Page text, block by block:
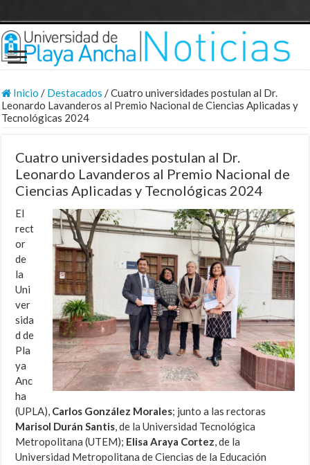
Inicio / Destacados /Cuatro universidades postulan al Dr.
Leonardo Lavanderos al Premio Nacional de Ciencias Aplicadas y
Tecnológicas 2024
Cuatro universidades postulan al Dr.
Leonardo Lavanderos al Premio Nacional de
Ciencias Aplicadas y Tecnológicas 2024
El
rect
or
de
la
Uni
ver
sida
d de
Pla
ya
Anc
ha
(UPLA), Carlos González Morales; junto a las rectoras
Marisol Durán Santis, de la Universidad Tecnológica
Metropolitana (UTEM); Elisa Araya Cortez, de la
Universidad Metropolitana de Ciencias de la Educación